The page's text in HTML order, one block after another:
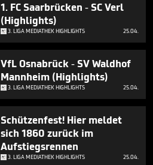
1. FC Saarbrücken - SC Verl
(Highlights)
3. LIGA MEDIATHEK HIGHLIGHTS 25.04.
VfL Osnabrück - SV Waldhof
Mannheim (Highlights)
3. LIGA MEDIATHEK HIGHLIGHTS 25.04.
Schützenfest! Hier meldet
sich 1860 zurück im
Aufstiegsrennen
3. LIGA MEDIATHEK HIGHLIGHTS 25.04.